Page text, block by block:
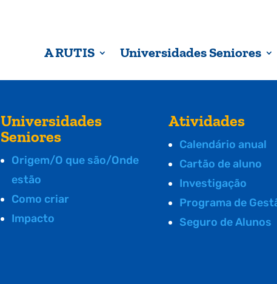
A RUTIS Universidades Seniores
Universidades
Seniores
Origem/O que são/Onde
estão
Como criar
Impacto
Atividades
Calendário anual
Cartão de aluno
Investigação
Programa de
Seguro de Alunos